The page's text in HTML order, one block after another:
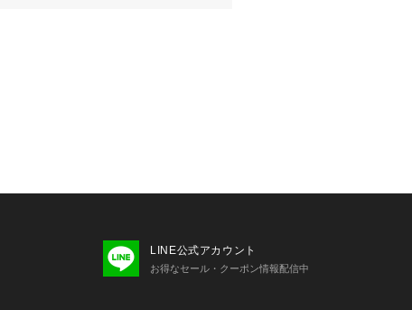
LINE公式アカウント
お得なセール・クーポン情報配信中